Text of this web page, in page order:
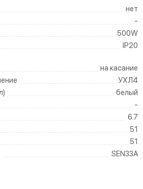
нет
-
500W
IP20
на касание
УХЛ4
белый
-
6.7
51
51
SEN33A